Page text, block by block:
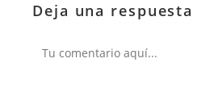
Deja una respuesta
Comentario